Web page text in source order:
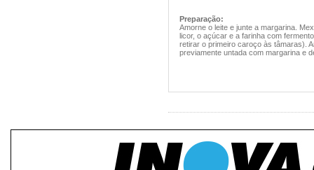
Preparação:
Amorne o leite e junte a margarina.
licor, o açúcar e a farinha com
retirar o primeiro caroço às tâmaras).
previamente untada com margarina e